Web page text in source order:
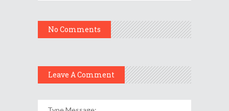
No Comments
Leave A Comment